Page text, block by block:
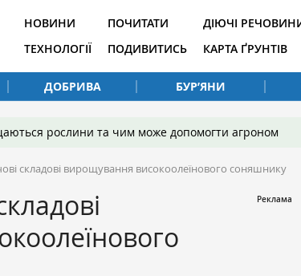
НОВИНИ
ТЕХНОЛОГІЇ
ПОЧИТАТИ
ПОДИВИТИСЬ
ДІЮЧІ
КАРТА ҐРУНТІВ
ДОБРИВА БУР’ЯНИ
рослини та чим може допомогти агроном
складові вирощування високоолеїнового соняшнику